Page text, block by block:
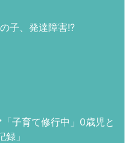
子、発達障害!?
子育て修行中」0歳児と
」